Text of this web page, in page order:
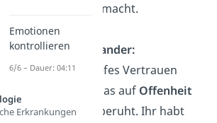
Puzzle komplett macht.
Vertrauen zueinander:
Es besteht ein tiefes Vertrauen
zwischen euch, das auf Offenheit
und Ehrlichkeit
beruht. Ihr habt
Emotionen
kontrollieren
6/6 – Dauer: 04:11
Erkrankungen